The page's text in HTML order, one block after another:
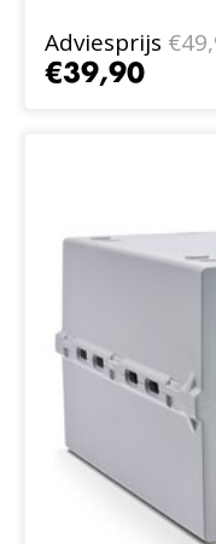
Adviesprijs
€39,90